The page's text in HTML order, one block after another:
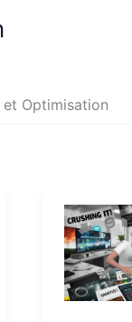
Optimisation